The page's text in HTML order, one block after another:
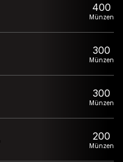
400
Münzen
300
Münzen
300
Münzen
200
Münzen